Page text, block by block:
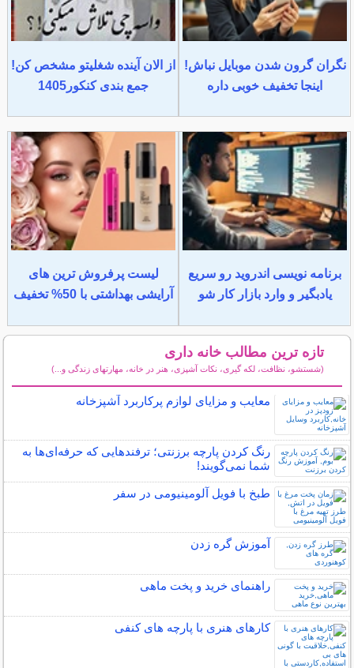
نگران گرون شدن موبایل نباش!
اینجا تخفیف خوبی داره
از الان آینده شغلیتو مشخص کن!
جمع بندی کنکور1405
برنامه نویسی اندروید رو سریع
یادبگیر و وارد بازار کار شو
لیست پرفروش ترین های
آرایشی بهداشتی با 50% تخفیف
تازه ترین مطالب خانه داری
(شستشو، نظافت، لکه گیری، نکات آشپزی، هنر در خانه، مهارتهای زندگی و...)
معایب و مزایای لوازم پرکاربرد آشپزخانه
رنگ کردن پارچه برزنتی؛ ترفندهایی که حرفه‌ای‌ها به
شما نمی‌گویند!
طبخ با فویل آلومینیومی در سفر
آموزش گره زدن
راهنمای خرید و پخت ماهی
کارهای هنری با پارچه های کنفی